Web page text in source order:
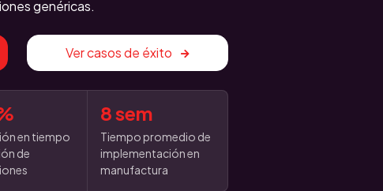
genéricas.
Ver casos de éxito
en tiempo
de
8 sem
Tiempo promedio de
implementación en
manufactura